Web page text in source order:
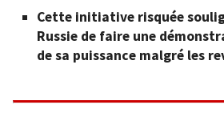
Cette initiative risquée
Russie de faire une
de sa puissance malgré les